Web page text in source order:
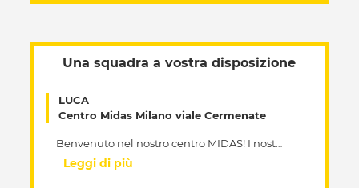
Una squadra a vostra disposizione
LUCA
Centro Midas Milano viale Cermenate
Leggi di più